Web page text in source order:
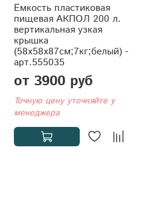
Ёмкость пластиковая
пищевая АКПОЛ 200 л.
вертикальная узкая
крышка
(58x58x87см;7кг;белый) -
арт.555035
от 3900 руб
Точную цену уточняйте у
менеджера